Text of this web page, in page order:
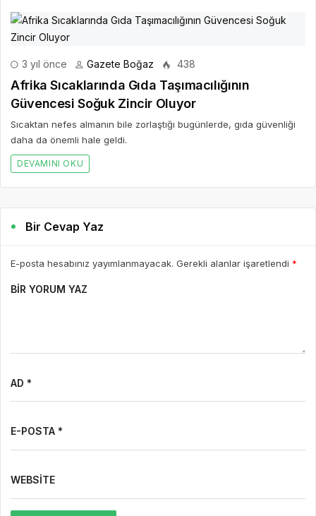
3 yıl önce Gazete Boğaz 438
Afrika Sıcaklarında Gıda Taşımacılığının
Güvencesi Soğuk Zincir Oluyor
Sıcaktan nefes almanın bile zorlaştığı bugünlerde, gıda güvenliği
daha da önemli hale geldi.
DEVAMINI OKU
Bir Cevap Yaz
E-posta hesabınız yayımlanmayacak. Gerekli alanlar işaretlendi *
BIR YORUM YAZ
AD *
E-POSTA *
WEBSITE